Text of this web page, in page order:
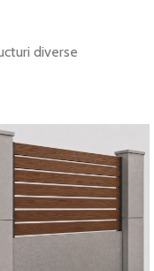
diverse